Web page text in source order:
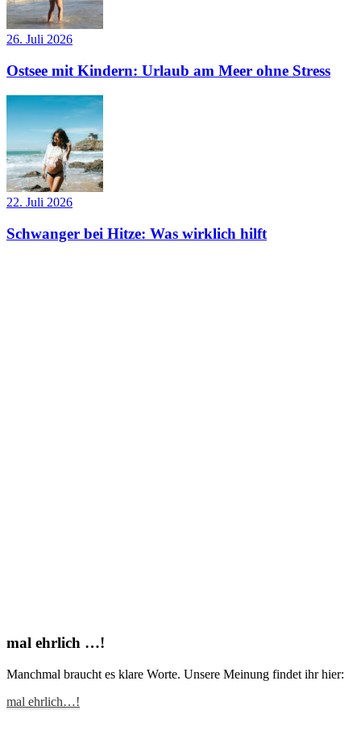
26. Juli 2026
Ostsee mit Kindern: Urlaub am Meer ohne Stress
22. Juli 2026
Schwanger bei Hitze: Was wirklich hilft
mal ehrlich …!
Manchmal braucht es klare Worte. Unsere Meinung findet ihr hier:
mal ehrlich…!